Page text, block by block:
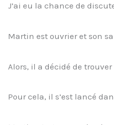
J’ai eu la chance de
Martin est ouvrier et son
Alors, il a décidé de
Pour cela, il s’est lancé